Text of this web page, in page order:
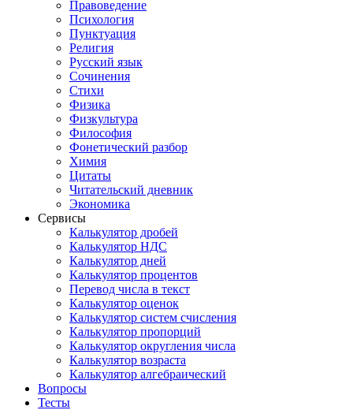
Правоведение
Психология
Пунктуация
Религия
Русский язык
Сочинения
Стихи
Физика
Физкультура
Философия
Фонетический разбор
Химия
Цитаты
Читательский дневник
Экономика
Сервисы
Калькулятор дробей
Калькулятор НДС
Калькулятор дней
Калькулятор процентов
Перевод числа в текст
Калькулятор оценок
Калькулятор систем счисления
Калькулятор пропорций
Калькулятор округления числа
Калькулятор возраста
Калькулятор алгебраический
Вопросы
Тесты